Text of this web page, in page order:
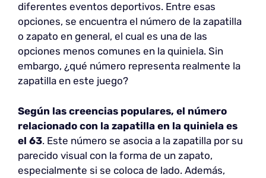
diferentes eventos deportivos. Entre esas
opciones, se encuentra el número de la zapatilla
o zapato en general, el cual es una de las
opciones menos comunes en la quiniela. Sin
embargo, ¿qué número representa realmente la
zapatilla en este juego?
Según las creencias populares, el número
relacionado con la zapatilla en la quiniela es
el 63. Este número se asocia a la zapatilla por su
parecido visual con la forma de un zapato,
especialmente si se coloca de lado. Además,